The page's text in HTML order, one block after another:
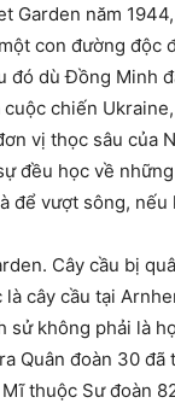
năm
con đường độc
dù Đồng Minh
chiến
vị thọc sâu
đều học về
vượt sông, nếu
Cây cầu bị
cây cầu tại
không phải là
Quân đoàn 30
thuộc Sư đoàn